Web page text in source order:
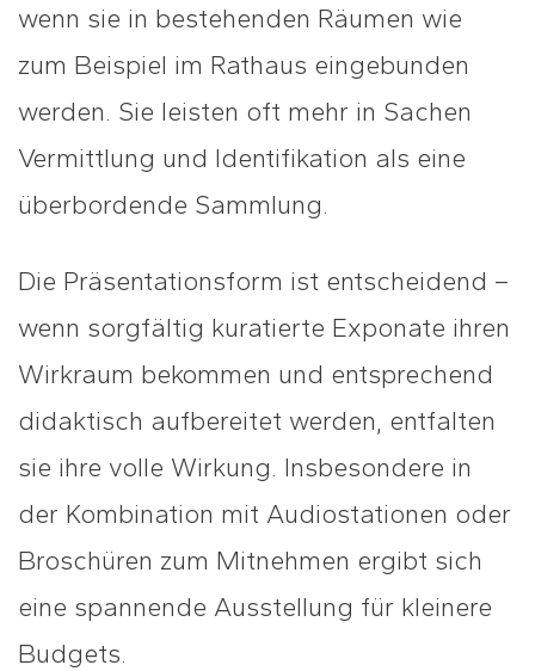
wenn sie in bestehenden Räumen wie
zum Beispiel im Rathaus eingebunden
werden. Sie leisten oft mehr in Sachen
Vermittlung und Identifikation als eine
überbordende Sammlung.
Die Präsentationsform ist entscheidend –
wenn sorgfältig kuratierte Exponate ihren
Wirkraum bekommen und entsprechend
didaktisch aufbereitet werden, entfalten
sie ihre volle Wirkung. Insbesondere in
der Kombination mit Audiostationen oder
Broschüren zum Mitnehmen ergibt sich
eine spannende Ausstellung für kleinere
Budgets.